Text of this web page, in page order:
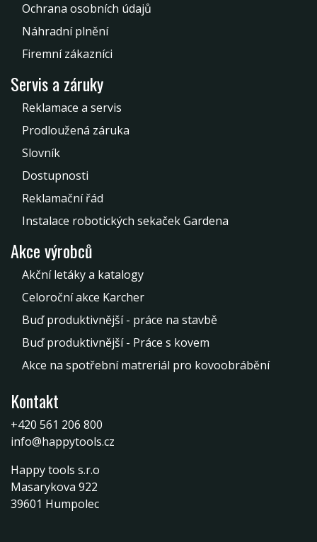
Ochrana osobních údajů
Náhradní plnění
Firemní zákazníci
Servis a záruky
Reklamace a servis
Prodloužená záruka
Slovník
Dostupnosti
Reklamační řád
Instalace robotických sekaček Gardena
Akce výrobců
Akční letáky a katalogy
Celoroční akce Karcher
Buď produktivnější - práce na stavbě
Buď produktivnější - Práce s kovem
Akce na spotřební matreriál pro kovoobrábění
Kontakt
+420 561 206 800
info@happytools.cz
Happy tools s.r.o
Masarykova 922
39601 Humpolec